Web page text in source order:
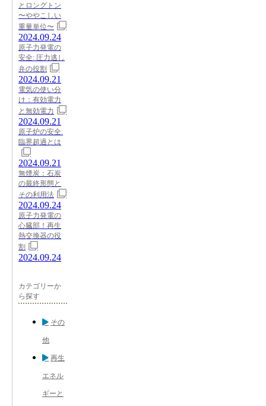
とロングトン
〜ややこしい
重量単位〜
2024.09.24
原子力発電の
安全: 圧力逃し
弁の役割
2024.09.21
電気の使い分
け：有効電力
と無効電力
2024.09.21
原子炉の安全:
臨界超過とは
2024.09.21
無煙炭：石炭
の最終形態と
その利用法
2024.09.24
原子力発電の
心臓部！再生
熱交換器の役
割
2024.09.24
カテゴリーか
ら探す
その
他
再生
エネル
ギーと